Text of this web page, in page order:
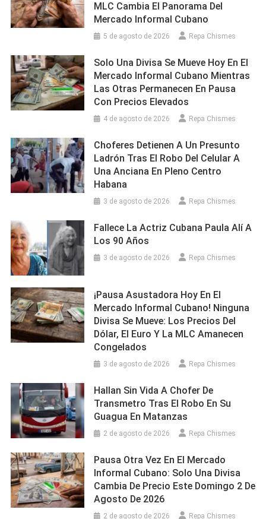
MLC Cambia El Panorama Del
Mercado Informal Cubano
5 de agosto de 2026 Repa Chismes
Solo Una Divisa Se Mueve Hoy En El
Mercado Informal Cubano Mientras
Las Otras Permanecen En Pausa
Con Precios Elevados
4 de agosto de 2026 Repa Chismes
Choferes Detienen A Un Presunto
Ladrón Tras El Robo Del Celular A
Una Anciana En Pleno Centro
Habana
3 de agosto de 2026 Repa Chismes
Fallece La Actriz Cubana Paula Alí A
Los 90 Años
3 de agosto de 2026 Repa Chismes
¡Pausa Asustadora Hoy En El
Mercado Informal Cubano! Ninguna
Divisa Se Mueve: Los Precios Del
Dólar, El Euro Y La MLC Amanecen
Congelados
3 de agosto de 2026 Repa Chismes
Hallan Sin Vida A Chofer De
Transmetro Tras El Robo En Su
Guagua En Matanzas
2 de agosto de 2026 Repa Chismes
Pausa Otra Vez En El Mercado
Informal Cubano: Solo Una Divisa
Cambia De Precio Este Domingo 2 De
Agosto De 2026
2 de agosto de 2026 Repa Chismes